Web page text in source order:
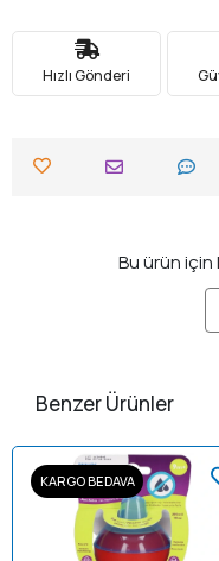
Hızlı Gönderi
Bu ürün için
Benzer Ürünler
KARGO BEDAVA